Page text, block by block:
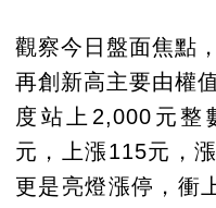
觀察今日盤面焦點
再創新高主要由權
度站上2,000元整
元，上漲115元，
更是亮燈漲停，衝